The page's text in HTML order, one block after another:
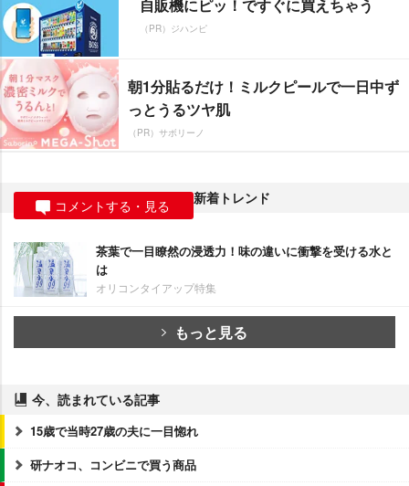
自販機にピッ！ですぐに買えちゃう
（PR）ジハンピ
朝1分貼るだけ！ミルクピールで一日中ず
っとうるツヤ肌
（PR）サボリーノ
コメントする・見る 新着トレンド
茶葉で一目瞭然の浸透力！味の違いに衝撃を受ける水と
は
オリコンタイアップ特集
もっと見る
今、読まれている記事
15歳で当時27歳の夫に一目惚れ
研ナオコ、コンビニで買う商品